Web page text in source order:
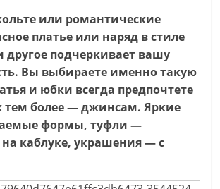
или романтические
платье или наряд в стиле
другое подчеркивает вашу
Вы выбираете именно такую
и юбки всегда предпочтете
более — джинсам. Яркие
формы, туфли —
на каблуке, украшения — с